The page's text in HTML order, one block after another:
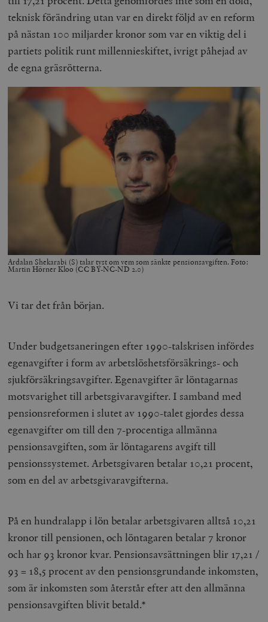
teknisk förändring utan var en direkt följd av en reform
på nästan 100 miljarder kronor som var en viktig del i
partiets politik runt millennieskiftet, ivrigt påhejad av
de egna gräsrötterna.
Ardalan Shekarabi (S) talar tyst om vem som sänkte pensionsavgiften. Foto:
Martin Hörner Kloo (CC BY-NC-ND 2.0)
Vi tar det från början.
Under budgetsaneringen efter 1990-talskrisen infördes
egenavgifter i form av arbetslöshetsförsäkrings- och
sjukförsäkringsavgifter. Egenavgifter är löntagarnas
motsvarighet till arbetsgivaravgifter. I samband med
pensionsreformen i slutet av 1990-talet gjordes dessa
egenavgifter om till den 7-procentiga allmänna
pensionsavgiften, som är löntagarens avgift till
pensionssystemet. Arbetsgivaren betalar 10,21 procent,
som en del av arbetsgivaravgifterna.
På en hundralapp i lön betalar arbetsgivaren alltså 10,21
kronor till pensionen, och löntagaren betalar 7 kronor
och har 93 kronor kvar. Pensionsavsättningen blir 17,21 /
93 = 18,5 procent av den pensionsgrundande inkomsten,
som är inkomsten som återstår efter att den allmänna
pensionsavgiften blivit betald.*